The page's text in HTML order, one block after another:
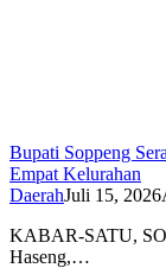
Bupati Soppeng
Empat Kelurahan
DaerahJuli 15, 2026
KABAR-SATU,
Haseng,…